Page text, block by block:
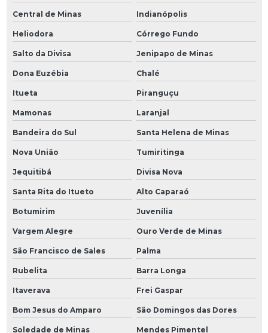
Central de Minas Indianópolis
Heliodora Córrego Fundo
Salto da Divisa Jenipapo de Minas
Dona Euzébia Chalé
Itueta Piranguçu
Mamonas Laranjal
Bandeira do Sul Santa Helena de Minas
Nova União Tumiritinga
Jequitibá Divisa Nova
Santa Rita do Itueto Alto Caparaó
Botumirim Juvenília
Vargem Alegre Ouro Verde de Minas
São Francisco de Sales Palma
Rubelita Barra Longa
Itaverava Frei Gaspar
Bom Jesus do Amparo São Domingos das Dores
Soledade de Minas Mendes Pimentel